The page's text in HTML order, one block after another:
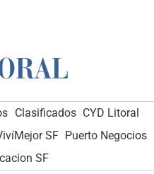
Clasificados CYD Litoral
SF Puerto Negocios
SF